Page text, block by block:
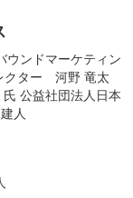
ウンドマーケティン
クター 河野 竜太
公益社団法人日本
人